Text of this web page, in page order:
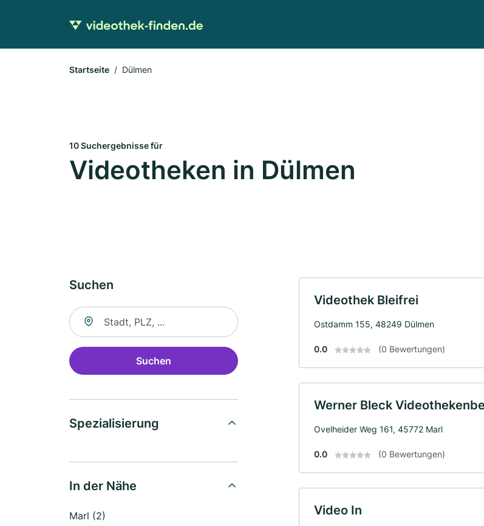
Startseite Dülmen
10 Suchergebnisse für
Videotheken in Dülmen
Suchen
Suche nach Ort
Suchen
Spezialisierung
In der Nähe
Marl (2)
Videothek Bleifrei
Ostdamm 155, 48249 Dülmen
0.0 (0 Bewertungen)
Werner Bleck
Ovelheider Weg 161, 45772 Marl
0.0 (0 Bewertungen)
Video In